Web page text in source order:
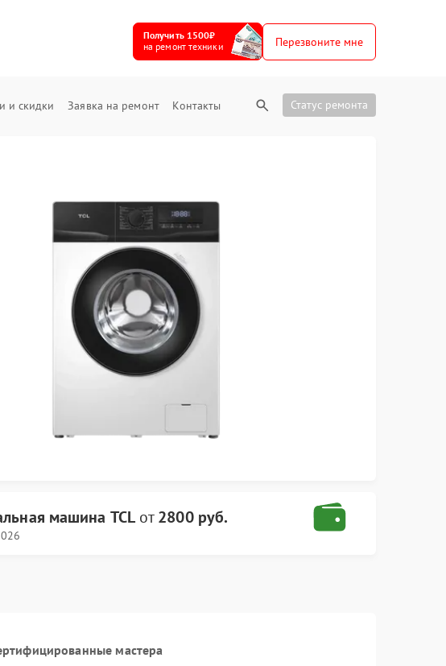
Получить 1500₽
на ремонт техники
Перезвоните мне
и скидки Заявка на ремонт Контакты Статус ремонта
машина TCLот2800 руб.
мастера